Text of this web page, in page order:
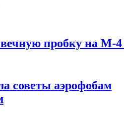
пробку на М-
советы аэрофобам